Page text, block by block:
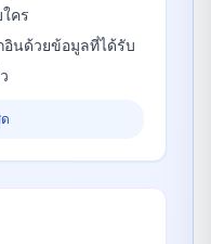
คร
อินด้วยข้อมูลที่ได้รับ